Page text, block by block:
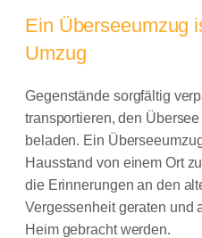
Ein Überseeumzug
Umzug
Gegenstände sorgfältig
transportieren, den
beladen. Ein
Hausstand von einem Ort
die Erinnerungen an den
Vergessenheit geraten und
Heim gebracht werden.